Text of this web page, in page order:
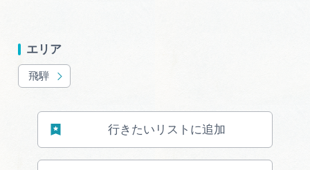
エリア
飛騨
行きたいリストに追加